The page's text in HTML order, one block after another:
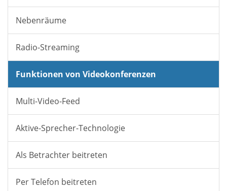
Nebenräume
Radio-Streaming
Funktionen von Videokonferenzen
Multi-Video-Feed
Aktive-Sprecher-Technologie
Als Betrachter beitreten
Per Telefon beitreten